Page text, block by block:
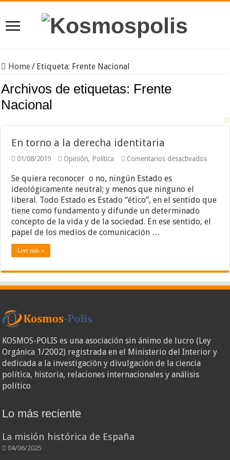
Home/ Etiqueta: Frente Nacional
Archivos de etiquetas: Frente
Nacional
En torno a la derecha identitaria
01/08/2019 Opinión, Política Comentarios desactivadosen
Se quiera reconocer o no, ningún Estado es
ideológicamente neutral; y menos que ninguno el
liberal. Todo Estado es Estado “ético”, en el sentido que
tiene como fundamento y difunde un determinado
concepto de la vida y de la sociedad. En ese sentido, el
papel de los medios de comunicación …
Leer más »
KOSMOS-POLIS es una asociación sin ánimo de lucro (Ley
Orgánica 1/2002) registrada en el Ministerio del Interior y
dedicada a la investigación y divulgación de la ciencia
política, historia, relaciones internacionales y análisis
político
Lo más reciente
La misión histórica de España
04/06/2025